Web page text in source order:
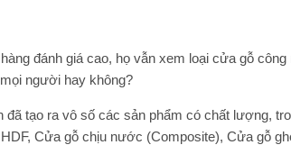
đánh giá cao, họ vẫn xem loại cửa gỗ
người hay không?
tạo ra vô số các sản phẩm có chất lượng,
Cửa gỗ chịu nước (Composite), Cửa gỗ